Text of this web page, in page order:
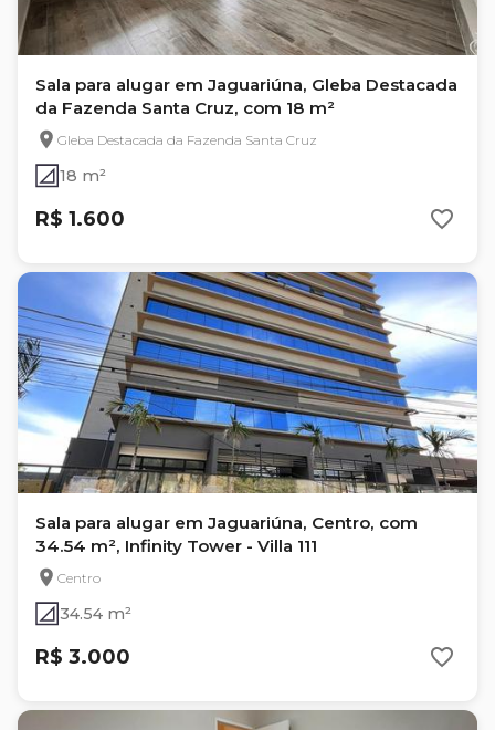
Sala para alugar em Jaguariúna, Gleba Destacada
da Fazenda Santa Cruz, com 18 m²
Gleba Destacada da Fazenda Santa Cruz
18 m²
R$ 1.600
Sala para alugar em Jaguariúna, Centro, com
34.54 m², Infinity Tower - Villa 111
Centro
34.54 m²
R$ 3.000